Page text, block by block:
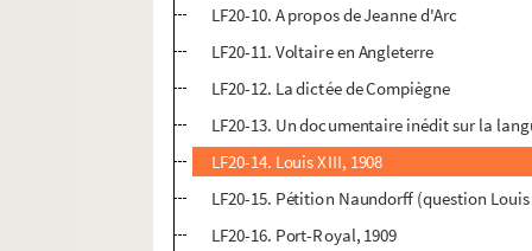
LF20-10. A propos de Jeanne d'Arc
LF20-11. Voltaire en Angleterre
LF20-12. La dictée de Compiègne
LF20-13. Un documentaire inédit sur la
LF20-14. Louis XIII, 1908
LF20-15. Pétition Naundorff (question Louis
LF20-16. Port-Royal, 1909